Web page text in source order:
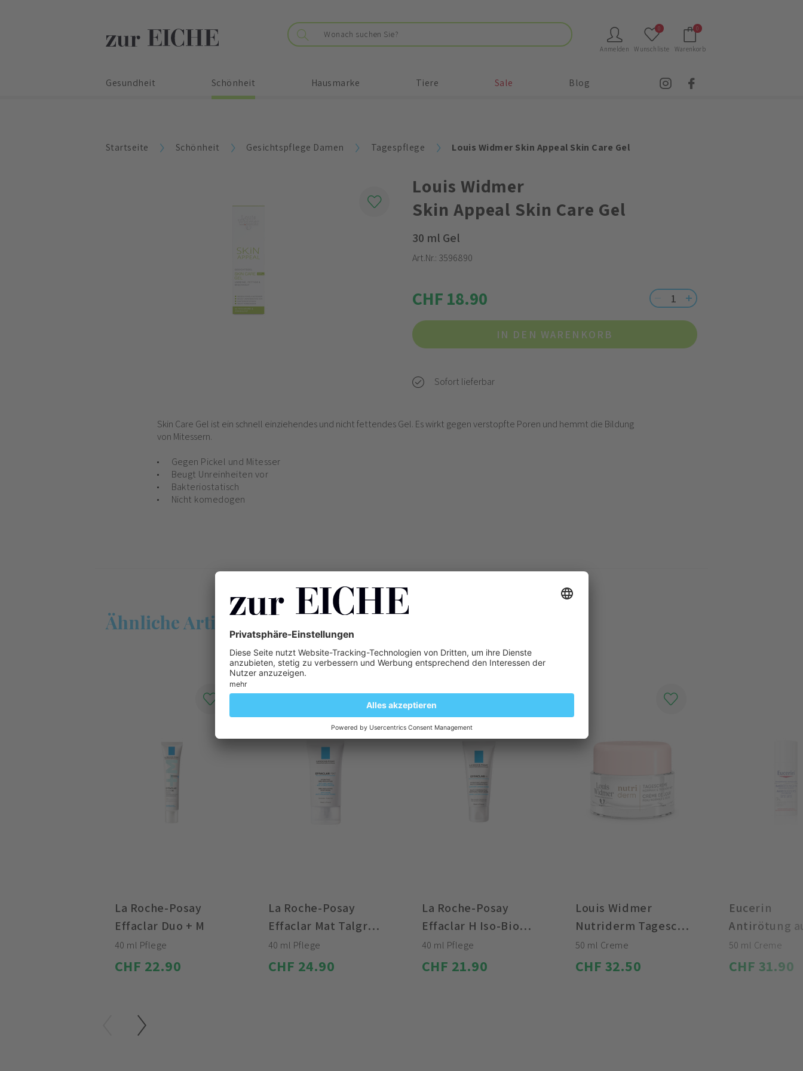
Anmelden
0
Wunschliste
0
Warenkorb
Gesundheit Schönheit Hausmarke Tiere Sale Blog
Startseite Schönheit Gesichtspflege Damen Tagespflege Louis Widmer Skin Appeal Skin Care Gel
Louis Widmer
Skin Appeal Skin Care Gel
30 ml Gel
Art.Nr.: 3596890
CHF 18.90
IN DEN WARENKORB
Sofort lieferbar
Skin Care Gel ist ein schnell einziehendes und nicht fettendes Gel. Es wirkt gegen verstopfte Poren und hemmt die Bildung
von Mitessern.
Gegen Pickel und Mitesser
Beugt Unreinheiten vor
Bakteriostatisch
Nicht komedogen
Ähnliche Artikel
La Roche-Posay
Effaclar Duo + M
40 ml Pflege
CHF 22.90
La Roche-Posay
Effaclar Mat Talgregulierende Feuchtigkeitspflege
40 ml Pflege
CHF 24.90
La Roche-Posay
Effaclar H Iso-Biome Feuchtigkeitspflege
40 ml Pflege
CHF 21.90
Louis Widmer
Nutriderm Tagescreme ohne Parfum
50 ml Creme
CHF 32.50
Eucerin
Antirötung ausgleichende Pflege
50 ml Creme
CHF 31.90